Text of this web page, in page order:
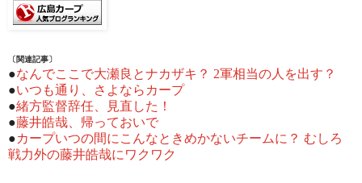
〔関連記事〕
●なんでここで大瀬良とナカザキ？ 2軍相当の人を出す？
●いつも通り、さよならカープ
●緒方監督辞任、見直した！
●藤井皓哉、帰っておいで
●カープいつの間にこんなときめかないチームに？ むしろ
戦力外の藤井皓哉にワクワク